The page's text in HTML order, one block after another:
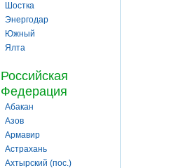
Шостка
Энергодар
Южный
Ялта
Российская
Федерация
Абакан
Азов
Армавир
Астрахань
Ахтырский (пос.)